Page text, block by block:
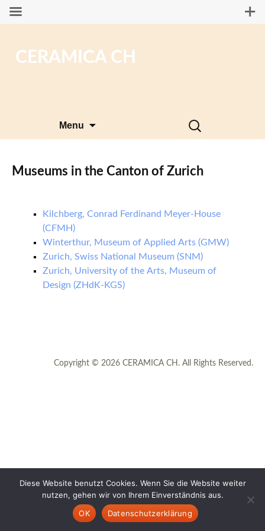
CERAMICA CH
Menu
Search
for:
Museums in the Canton of Zurich
Kilchberg, Conrad Ferdinand Meyer-House
(CFMH)
Winterthur, Museum of Applied Arts (GMW)
Zurich, Swiss National Museum (SNM)
Zurich, University of the Arts, Museum of
Design (ZHdK-KGS)
Copyright © 2026 CERAMICA CH. All Rights Reserved.
Diese Website benutzt Cookies. Wenn Sie die Website weiter
nutzen, gehen wir von Ihrem Einverständnis aus.
OK
Datenschutzerklärung